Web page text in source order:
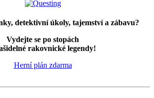
detektivní úkoly, tajemství a zábavu?
Vydejte se po stopách
rakovnické legendy!
Herní plán zdarma